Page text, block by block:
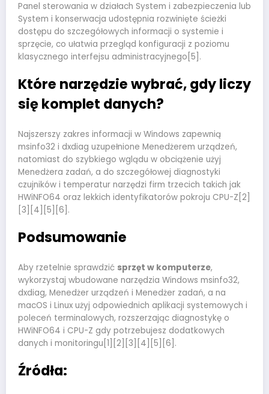
Panel sterowania w działach System i zabezpieczenia lub
System i konserwacja udostępnia rozwinięte ścieżki
dostępu do szczegółowych informacji o systemie i
sprzęcie, co ułatwia przegląd konfiguracji z poziomu
klasycznego interfejsu administracyjnego[5].
Które narzędzie wybrać, gdy liczy
się komplet danych?
Najszerszy zakres informacji w Windows zapewnią
msinfo32 i dxdiag uzupełnione Menedżerem urządzeń,
natomiast do szybkiego wglądu w obciążenie użyj
Menedżera zadań, a do szczegółowej diagnostyki
czujników i temperatur narzędzi firm trzecich takich jak
HWiNFO64 oraz lekkich identyfikatorów pokroju CPU-Z[2]
[3][4][5][6].
Podsumowanie
Aby rzetelnie sprawdzić sprzęt w komputerze,
wykorzystaj wbudowane narzędzia Windows msinfo32,
dxdiag, Menedżer urządzeń i Menedżer zadań, a na
macOS i Linux użyj odpowiednich aplikacji systemowych i
poleceń terminalowych, rozszerzając diagnostykę o
HWiNFO64 i CPU-Z gdy potrzebujesz dodatkowych
danych i monitoringu[1][2][3][4][5][6].
Źródła: